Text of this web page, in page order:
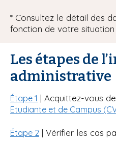
* Consultez le détail des
fonction de votre situation
Les étapes de
administrative
Étape 1 | Acquittez-vous
Etudiante et de Campus
Étape 2 | Vérifier les cas